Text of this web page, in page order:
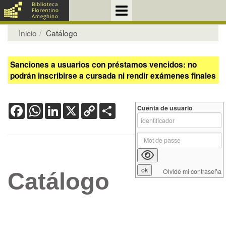
Inicio Catálogo
Sanciones a usuarios con préstamos vencidos: no
podrán inscribirse a cursada ni rendir exámenes finales
FacebookWhatsApp
LinkedIn
X Copy
Link
Catálogo
Cuenta de usuario
Olvidé mi contraseña